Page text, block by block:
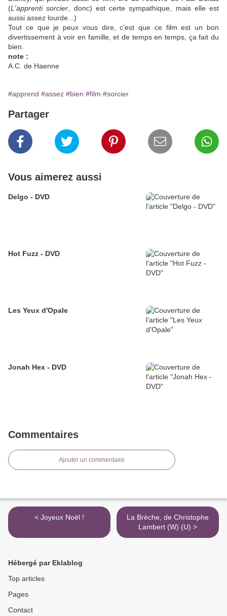
(L'apprenti sorcier , donc) est certe sympathique, mais elle est
aussi assez lourde...)
Tout ce que je peux vous dire, c'est que ce film est un bon
divertissement à voir en famille, et de temps en temps, ça fait du
bien.
note :
A.C. de Haenne
#apprend #assez #bien #film #sorcier
Partager
Vous aimerez aussi
Delgo - DVD
Hot Fuzz - DVD
Les Yeux d'Opale
Jonah Hex - DVD
Commentaires
Ajouter un commentaire
< Joyeux Noël !
La Brèche, de Christophe
Lambert (W) (U) >
Hébergé par Eklablog
Top articles
Pages
Contact